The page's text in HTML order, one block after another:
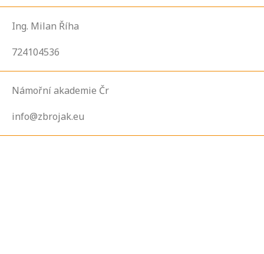
Ing. Milan Říha
724104536
Námořní akademie Čr
info@zbrojak.eu